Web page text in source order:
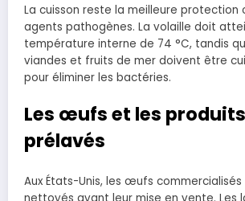
La cuisson reste la meilleure protection
agents pathogènes. La volaille doit
température interne de 74 °C, tandis
viandes et fruits de mer doivent être
pour éliminer les bactéries.
Les œufs et les
prélavés
Aux États-Unis, les œufs
nettoyés avant leur mise en vente. Les